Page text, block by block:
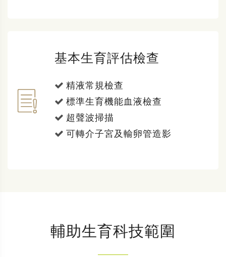
基本生育評估檢查
精液常規檢查
標準生育機能血液檢查
超聲波掃描
可轉介子宮及輸卵管造影
輔助生育科技範圍